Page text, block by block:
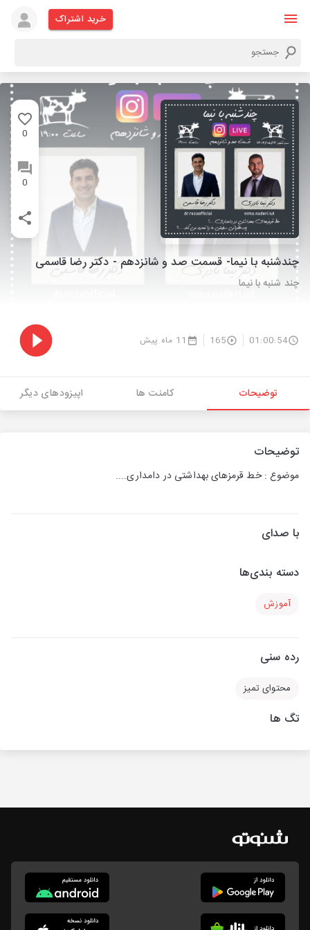
خرید اشتراک
0
0
چندشنبه با نیما- قسمت صد و شانزدهم - دکتر رضا قاسمی
چند شنبه با نیما
01:00:54
165 11 ماه پیش
توضیحات کامنت ها اپیزودهای دیگر
توضیحات
موضوع : خط قرمزهای بهداشتی در دامداری....
با صدای
دسته بندی‌ها
آموزش
رده سنی
محتوای تمیز
تگ ها